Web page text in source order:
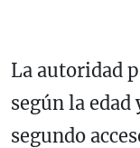
La autoridad
según la
segundo